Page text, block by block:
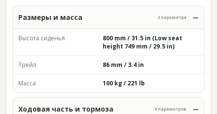
Размеры и масса 3 параметра
Высота сиденья
800 mm / 31.5 in (Low seat
height 749 mm / 29.5 in)
Трейл 86 mm / 3.4 in
Масса 100 kg / 221 lb
Ходовая часть и тормоза 9 параметров